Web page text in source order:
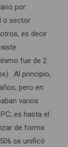
por
o sector
es decir
fue de 2
Al principio,
pero en
varios
es hasta el
de forma
se unificó